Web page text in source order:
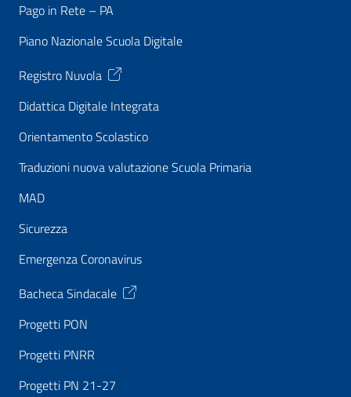
Pago in Rete – PA
Piano Nazionale Scuola Digitale
Registro Nuvola
Didattica Digitale Integrata
Orientamento Scolastico
Traduzioni nuova valutazione Scuola Primaria
MAD
Sicurezza
Emergenza Coronavirus
Bacheca Sindacale
Progetti PON
Progetti PNRR
Progetti PN 21-27